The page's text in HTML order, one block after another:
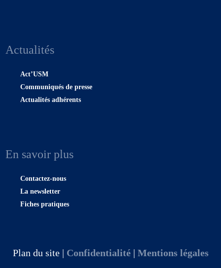
Actualités
Act’USM
Communiqués de presse
Actualités adhérents
En savoir plus
Contactez-nous
La newsletter
Fiches pratiques
Plan du site | Confidentialité| Mentions légales